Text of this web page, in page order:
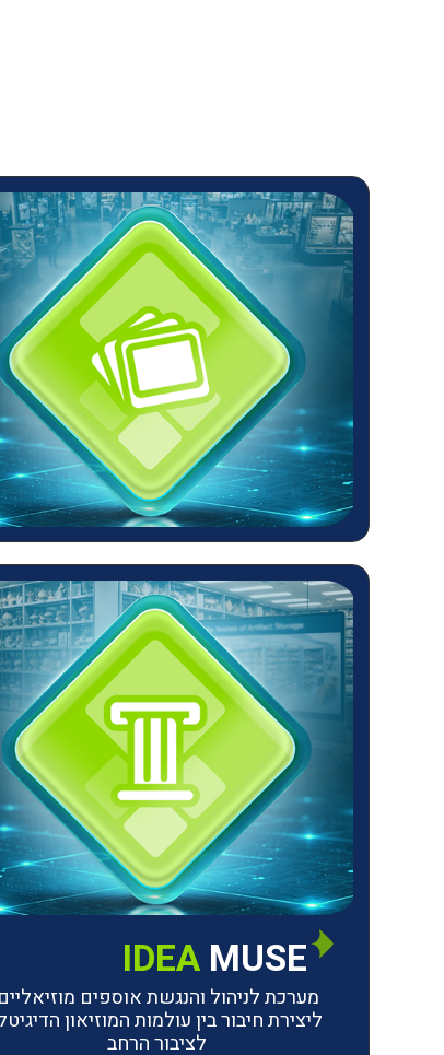
IDEAMUSE
מערכת לניהול והנגשת אוספים
ליצירת חיבור בין עולמות המוזיאון
לציבור הרחב